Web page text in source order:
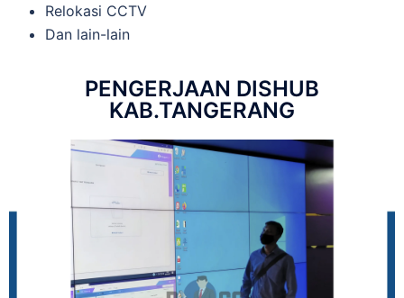
Relokasi CCTV
Dan lain-lain
PENGERJAAN DISHUB
KAB.TANGERANG